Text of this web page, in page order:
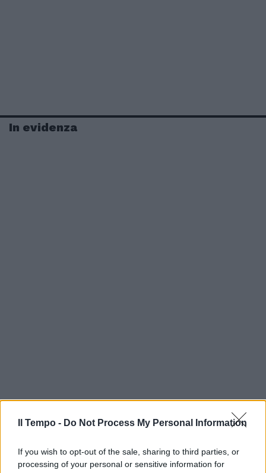
Il Tempo - Do Not Process My Personal Information
If you wish to opt-out of the sale, sharing to third parties, or
processing of your personal or sensitive information for
In evidenza